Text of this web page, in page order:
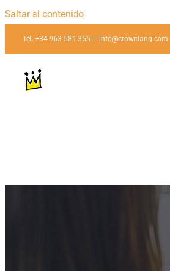
Saltar al contenido
Tel. +34 963 581 355 info@crownlang.com